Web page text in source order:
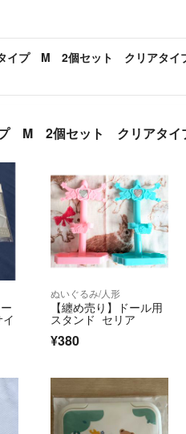
イプ M 2個セット クリアタイ
プ M 2個セット クリアタイ
ぬいぐるみ/人形
【纏め売り】ドール用
スタンド セリア
¥380